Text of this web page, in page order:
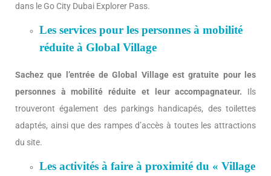
dans le Go City Dubai Explorer Pass.
Les services pour les personnes à mobilité
réduite à Global Village
Sachez que l’entrée de Global Village est gratuite pour les
personnes à mobilité réduite et leur accompagnateur. Ils
trouveront également des parkings handicapés, des toilettes
adaptés, ainsi que des rampes d’accès à toutes les attractions
du site.
Les activités à faire à proximité du « Village